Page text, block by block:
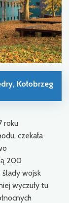
Kołobrzeg
roku
czekała
200
ślady wojsk
wyczuły tu